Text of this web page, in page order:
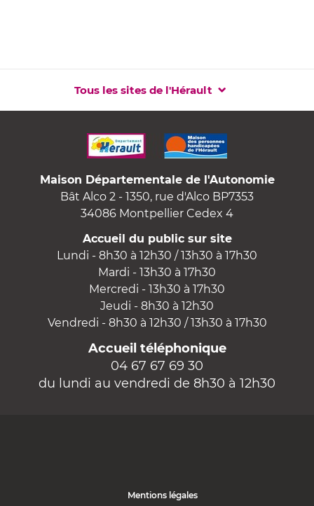
Tous les sites de l'Hérault
Maison Départementale de l'Autonomie
Bât Alco 2 - 1350, rue d'Alco BP7353
34086 Montpellier Cedex 4
Accueil du public sur site
Lundi - 8h30 à 12h30 / 13h30 à 17h30
Mardi - 13h30 à 17h30
Mercredi - 13h30 à 17h30
Jeudi - 8h30 à 12h30
Vendredi - 8h30 à 12h30 / 13h30 à 17h30
Accueil téléphonique
04 67 67 69 30
du lundi au vendredi de 8h30 à 12h30
Mentions légales